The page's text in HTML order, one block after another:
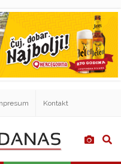
Kontakt